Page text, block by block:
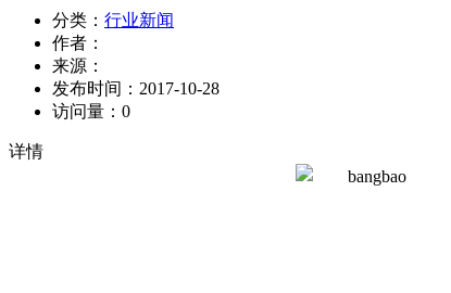
分类： 行业新闻
作者：
来源：
发布时间： 2017-10-28
访问量： 0
详情